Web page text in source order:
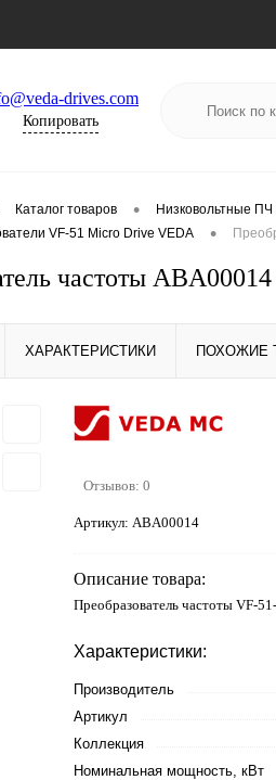
drives.com
Копировать
Каталог товаров • Низковольтные
VF-51 Micro Drive VEDA
•
частоты
ХАРАКТЕРИСТИКИ ПОХОЖИЕ
Отзывов: 0
Артикул: ABA00014
Описание товара:
Преобразователь частоты VF-
Характеристики:
Производитель
Артикул
Коллекция
Номинальная мощность, кВт